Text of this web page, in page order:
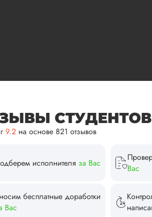
СТУДЕНТОВ
9.2 на основе 821 отзывов
исполнителя за Вас
Вас
бесплатные доработки
Вас